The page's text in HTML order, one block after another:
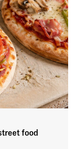
street food